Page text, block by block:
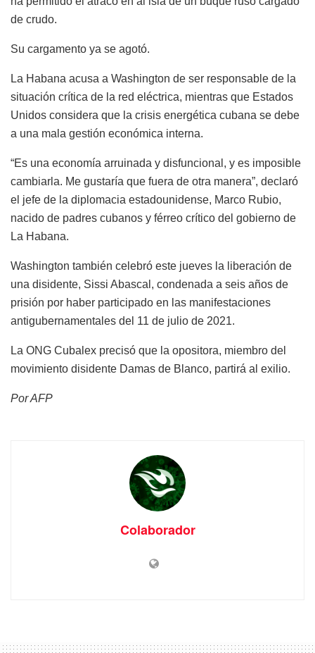
de crudo.
Su cargamento ya se agotó.
La Habana acusa a Washington de ser responsable de la
situación crítica de la red eléctrica, mientras que Estados
Unidos considera que la crisis energética cubana se debe
a una mala gestión económica interna.
“Es una economía arruinada y disfuncional, y es imposible
cambiarla. Me gustaría que fuera de otra manera”, declaró
el jefe de la diplomacia estadounidense, Marco Rubio,
nacido de padres cubanos y férreo crítico del gobierno de
La Habana.
Washington también celebró este jueves la liberación de
una disidente, Sissi Abascal, condenada a seis años de
prisión por haber participado en las manifestaciones
antigubernamentales del 11 de julio de 2021.
La ONG Cubalex precisó que la opositora, miembro del
movimiento disidente Damas de Blanco, partirá al exilio.
Por AFP
Colaborador